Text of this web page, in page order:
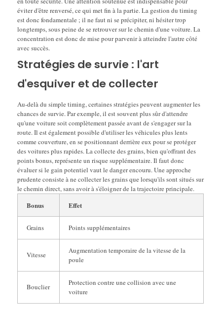
éviter d'être renversé, ce qui met fin à la partie. La gestion du timing
est donc fondamentale ; il ne faut ni se précipiter, ni hésiter trop
longtemps, sous peine de se retrouver sur le chemin d'une voiture. La
concentration est donc de mise pour parvenir à atteindre l'autre côté
avec succès.
Stratégies de survie : l'art
d'esquiver et de collecter
Au-delà du simple timing, certaines stratégies peuvent augmenter les
chances de survie. Par exemple, il est souvent plus sûr d'attendre
qu'une voiture soit complètement passée avant de s'engager sur la
route. Il est également possible d'utiliser les véhicules plus lents
comme couverture, en se positionnant derrière eux pour se protéger
des voitures plus rapides. La collecte des grains, bien qu'offrant des
points bonus, représente un risque supplémentaire. Il faut donc
évaluer si le gain potentiel vaut le danger encouru. Une approche
prudente consiste à ne collecter les grains que lorsqu'ils sont situés sur
le chemin direct, sans avoir à s'éloigner de la trajectoire principale.
Bonus Effet
Grains Points supplémentaires
Vitesse
Augmentation temporaire de la vitesse de la
poule
Bouclier
Protection contre une collision avec une
voiture